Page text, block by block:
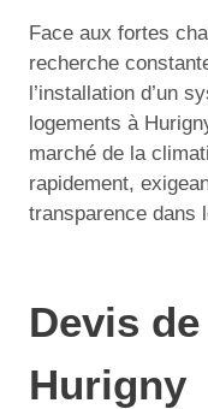
Face aux fortes
recherche
l’installation d’un
logements à
marché de la
rapidement,
transparence dans
Devis
Hurigny